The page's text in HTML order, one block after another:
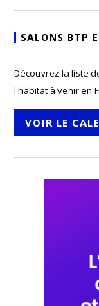
SALONS BTP
Découvrez la liste
l'habitat à venir en
VOIR LE